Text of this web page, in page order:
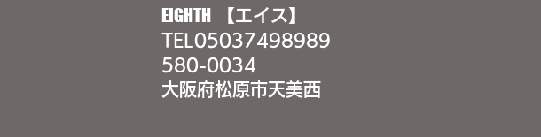
EIGHTH 【エイス】
TEL 05037498989
580-0034
大阪府松原市天美西